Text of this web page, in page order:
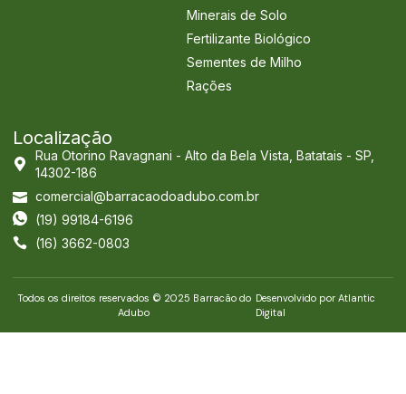
Minerais de Solo
Fertilizante Biológico
Sementes de Milho
Rações
Localização
Rua Otorino Ravagnani - Alto da Bela Vista, Batatais - SP,
14302-186
comercial@barracaodoadubo.com.br
(19) 99184-6196
(16) 3662-0803
Todos os direitos reservados © 2025 Barracão do
Adubo
Desenvolvido por Atlantic
Digital